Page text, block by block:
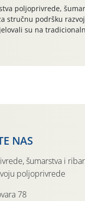
poljoprivrede,
stručnu podršku
su na
godine u
na poluotoku
NAS
šumarstva i
poljoprivrede
78